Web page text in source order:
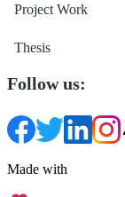
Project Work
Thesis
Follow us:
Made with